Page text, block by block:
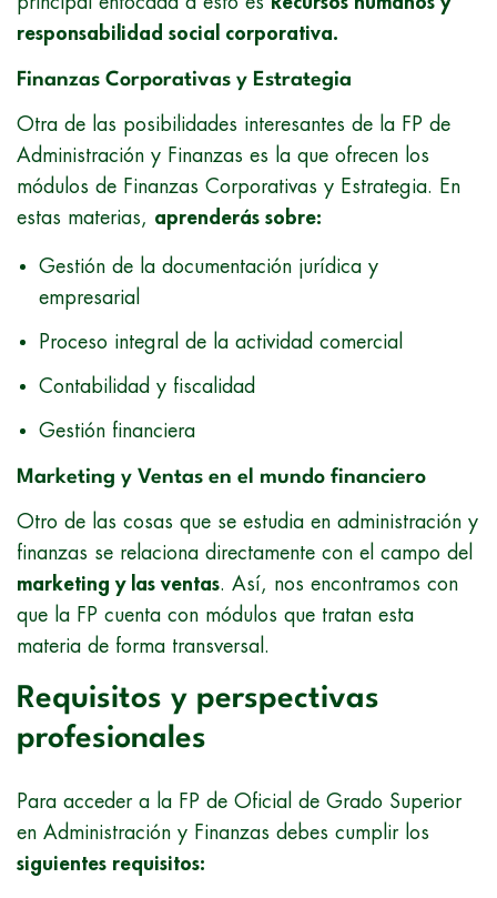
responsabilidad social corporativa.
Finanzas Corporativas y Estrategia
Otra de las posibilidades interesantes de la FP de
Administración y Finanzas es la que ofrecen los
módulos de Finanzas Corporativas y Estrategia. En
estas materias, aprenderás sobre:
Gestión de la documentación jurídica y
empresarial
Proceso integral de la actividad comercial
Contabilidad y fiscalidad
Gestión financiera
Marketing y Ventas en el mundo financiero
Otro de las cosas que se estudia en administración y
finanzas se relaciona directamente con el campo del
marketing y las ventas. Así, nos encontramos con
que la FP cuenta con módulos que tratan esta
materia de forma transversal.
Requisitos y perspectivas
profesionales
Para acceder a la FP de Oficial de Grado Superior
en Administración y Finanzas debes cumplir los
siguientes requisitos: